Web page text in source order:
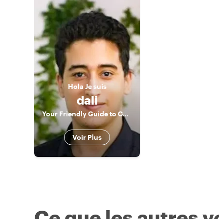
Hola Je suis
dali
Your Friendly Guide to Connection and Inspiration
Voir Plus